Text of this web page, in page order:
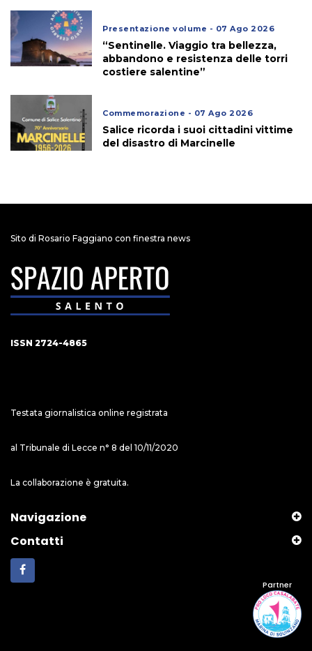
Presentazione volume - 07 Ago 2026
“Sentinelle. Viaggio tra bellezza,
abbandono e resistenza delle torri
costiere salentine”
Commemorazione - 07 Ago 2026
Salice ricorda i suoi cittadini vittime
del disastro di Marcinelle
Sito di Rosario Faggiano con finestra news
ISSN 2724-4865
Testata giornalistica online registrata
al Tribunale di Lecce n° 8 del 10/11/2020
La collaborazione è gratuita.
Navigazione
Contatti
Partner